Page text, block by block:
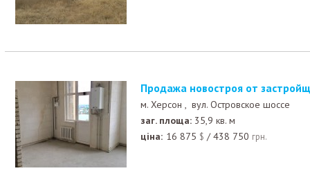
Продажа новостроя от
м. Херсон , вул. Островское шоссе
заг. площа: 35,9 кв. м
ціна: 16 875 $ /438 750 грн.